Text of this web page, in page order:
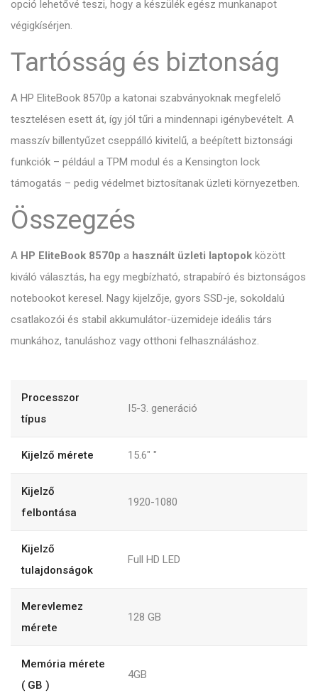
opció lehetővé teszi, hogy a készülék egész munkanapot
végigkísérjen.
Tartósság és biztonság
A HP EliteBook 8570p a katonai szabványoknak megfelelő
tesztelésen esett át, így jól tűri a mindennapi igénybevételt. A
masszív billentyűzet cseppálló kivitelű, a beépített biztonsági
funkciók – például a TPM modul és a Kensington lock
támogatás – pedig védelmet biztosítanak üzleti környezetben.
Összegzés
A HP EliteBook 8570p a használt üzleti laptopok között
kiváló választás, ha egy megbízható, strapabíró és biztonságos
notebookot keresel. Nagy kijelzője, gyors SSD-je, sokoldalú
csatlakozói és stabil akkumulátor-üzemideje ideális társ
munkához, tanuláshoz vagy otthoni felhasználáshoz.
Processzor
típus
I5-3. generáció
Kijelző mérete 15.6" "
Kijelző
felbontása
1920-1080
Kijelző
tulajdonságok
Full HD LED
Merevlemez
mérete
128 GB
Memória mérete
( GB )
4GB